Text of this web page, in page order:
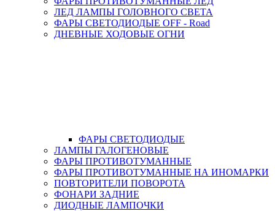
ЛЕД ЛАМПЫ ГОЛОВНОГО СВЕТА
ФАРЫ СВЕТОДИОДЫЕ OFF - Road
ДНЕВНЫЕ ХОДОВЫЕ ОГНИ
ФАРЫ СВЕТОДИОДЫЕ
ЛАМПЫ ГАЛОГЕНОВЫЕ
ФАРЫ ПРОТИВОТУМАННЫЕ
ФАРЫ ПРОТИВОТУМАННЫЕ НА ИНОМАРКИ
ПОВТОРИТЕЛИ ПОВОРОТА
ФОНАРИ ЗАДНИЕ
ДИОДНЫЕ ЛАМПОЧКИ